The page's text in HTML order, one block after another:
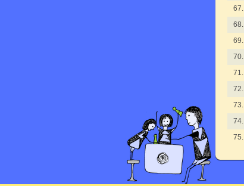
67.
68.
69.
70.
71.
72.
73.
74.
75.